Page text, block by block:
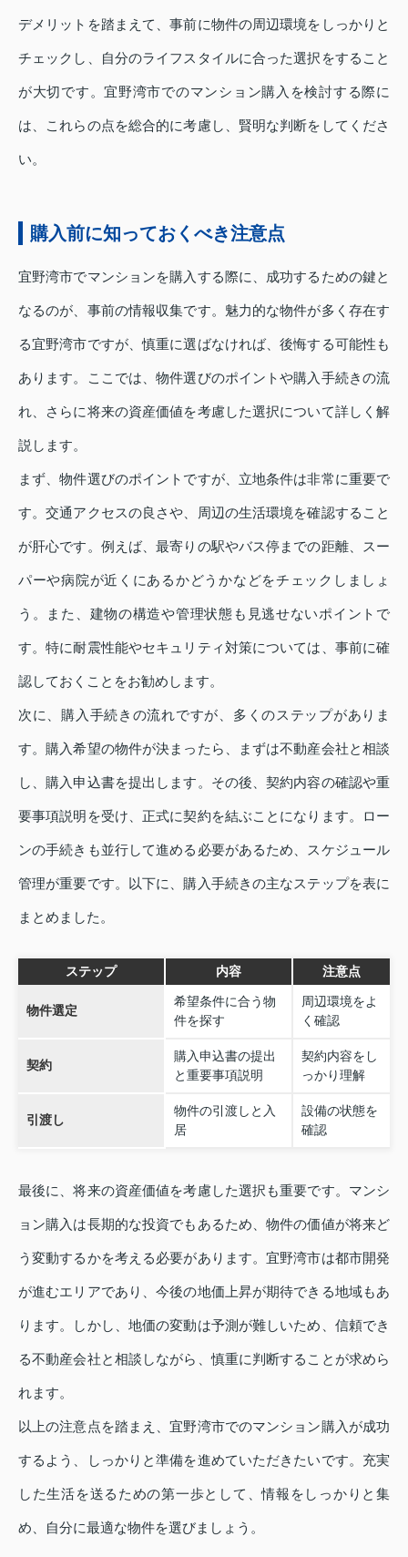
デメリットを踏まえて、事前に物件の周辺環境をしっかりと
チェックし、自分のライフスタイルに合った選択をすること
が大切です。宜野湾市でのマンション購入を検討する際に
は、これらの点を総合的に考慮し、賢明な判断をしてくださ
い。
購入前に知っておくべき注意点
宜野湾市でマンションを購入する際に、成功するための鍵と
なるのが、事前の情報収集です。魅力的な物件が多く存在す
る宜野湾市ですが、慎重に選ばなければ、後悔する可能性も
あります。ここでは、物件選びのポイントや購入手続きの流
れ、さらに将来の資産価値を考慮した選択について詳しく解
説します。
まず、物件選びのポイントですが、立地条件は非常に重要で
す。交通アクセスの良さや、周辺の生活環境を確認すること
が肝心です。例えば、最寄りの駅やバス停までの距離、スー
パーや病院が近くにあるかどうかなどをチェックしましょ
う。また、建物の構造や管理状態も見逃せないポイントで
す。特に耐震性能やセキュリティ対策については、事前に確
認しておくことをお勧めします。
次に、購入手続きの流れですが、多くのステップがありま
す。購入希望の物件が決まったら、まずは不動産会社と相談
し、購入申込書を提出します。その後、契約内容の確認や重
要事項説明を受け、正式に契約を結ぶことになります。ロー
ンの手続きも並行して進める必要があるため、スケジュール
管理が重要です。以下に、購入手続きの主なステップを表に
まとめました。
ステップ 内容 注意点
物件選定
希望条件に合う物
件を探す
周辺環境をよ
く確認
契約
購入申込書の提出
と重要事項説明
契約内容をし
っかり理解
引渡し
物件の引渡しと入
居
設備の状態を
確認
最後に、将来の資産価値を考慮した選択も重要です。マンシ
ョン購入は長期的な投資でもあるため、物件の価値が将来ど
う変動するかを考える必要があります。宜野湾市は都市開発
が進むエリアであり、今後の地価上昇が期待できる地域もあ
ります。しかし、地価の変動は予測が難しいため、信頼でき
る不動産会社と相談しながら、慎重に判断することが求めら
れます。
以上の注意点を踏まえ、宜野湾市でのマンション購入が成功
するよう、しっかりと準備を進めていただきたいです。充実
した生活を送るための第一歩として、情報をしっかりと集
め、自分に最適な物件を選びましょう。